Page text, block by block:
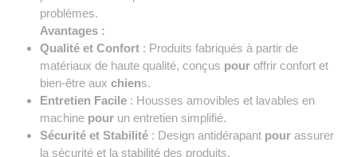
problèmes.
Avantages :
Qualité et Confort : Produits fabriqués à partir de
matériaux de haute qualité, conçus pour offrir confort et
bien-être auxchiens.
Entretien Facile : Housses amovibles et lavables en
machine pour un entretien simplifié.
Sécurité et Stabilité : Design antidérapant pour assurer
la sécurité et la stabilité des produits.